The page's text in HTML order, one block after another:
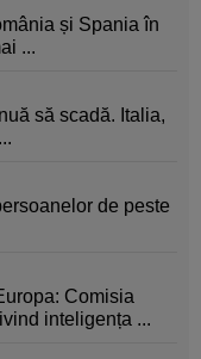
și Spania în
...
să scadă. Italia,
de peste
Comisia
inteligența ...